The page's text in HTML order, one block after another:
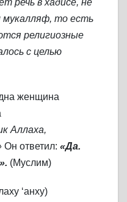
речь в хадисе, не
мукалляф, то есть
религиозные
с целью
женщина
Аллаха,
Он ответил: «Да.
(Муслим)
‘анху)